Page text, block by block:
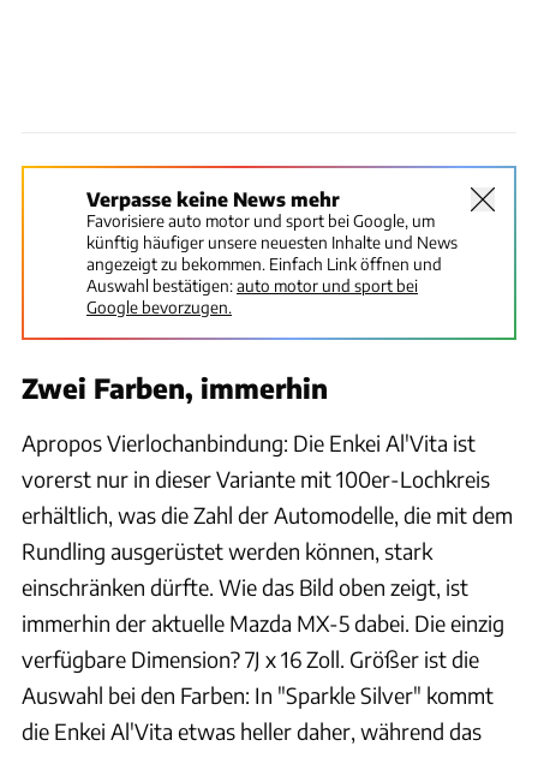
Verpasse keine News mehr
Favorisiere auto motor und sport bei Google, um
künftig häufiger unsere neuesten Inhalte und News
angezeigt zu bekommen. Einfach Link öffnen und
Auswahl bestätigen:auto motor und sport bei
Google bevorzugen.
Zwei Farben, immerhin
Apropos Vierlochanbindung: Die Enkei Al'Vita ist
vorerst nur in dieser Variante mit 100er-Lochkreis
erhältlich, was die Zahl der Automodelle, die mit dem
Rundling ausgerüstet werden können, stark
einschränken dürfte. Wie das Bild oben zeigt, ist
immerhin der aktuelle Mazda MX-5 dabei. Die einzig
verfügbare Dimension? 7J x 16 Zoll. Größer ist die
Auswahl bei den Farben: In "Sparkle Silver" kommt
die Enkei Al'Vita etwas heller daher, während das